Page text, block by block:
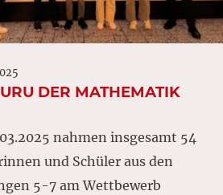
DER MATHEMATIK
nahmen insgesamt 54
und Schüler aus den
5-7 am Wettbewerb